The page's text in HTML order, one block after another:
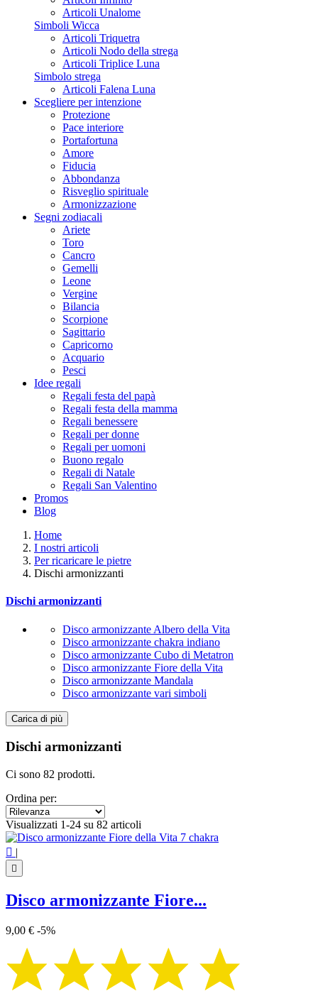
Articoli Unalome
Simboli Wicca
Articoli Triquetra
Articoli Nodo della strega
Articoli Triplice Luna
Simbolo strega
Articoli Falena Luna
Scegliere per intenzione
Protezione
Pace interiore
Portafortuna
Amore
Fiducia
Abbondanza
Risveglio spirituale
Armonizzazione
Segni zodiacali
Ariete
Toro
Cancro
Gemelli
Leone
Vergine
Bilancia
Scorpione
Sagittario
Capricorno
Acquario
Pesci
Idee regali
Regali festa del papà
Regali festa della mamma
Regali benessere
Regali per donne
Regali per uomoni
Buono regalo
Regali di Natale
Regali San Valentino
Promos
Blog
Home
I nostri articoli
Per ricaricare le pietre
Dischi armonizzanti
Dischi armonizzanti
Disco armonizzante Albero della Vita
Disco armonizzante chakra indiano
Disco armonizzante Cubo di Metatron
Disco armonizzante Fiore della Vita
Disco armonizzante Mandala
Disco armonizzante vari simboli
Cancella filtri
Disco armonizzante Albero della Vita
Disco armonizzante chakra indiano
Disco armonizzante Cubo di Metatron
Disco armonizzante Fiore della Vita
Disco armonizzante Mandala 32
Prezzo
€
Simbolo
7 chakra
Albero della vita
Aum - Om
Chakra indiano
Cubo di Metatron 7
Carica di più
Dischi armonizzanti
Ci sono 82 prodotti.
Ordina per:
Visualizzati 1-24 su 82 articoli
 |

Disco armonizzante Fiore...
9,00 € -5%